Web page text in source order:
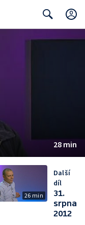
28 min
26 min
Další
díl
31.
srpna
2012